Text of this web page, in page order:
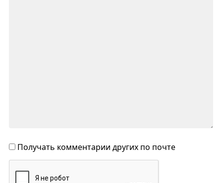
Получать комментарии других по почте